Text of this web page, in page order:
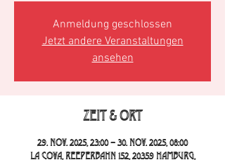
Anmeldung geschlossen
Jetzt andere Veranstaltungen
ansehen
Zeit & Ort
29. Nov. 2025, 23:00 – 30. Nov. 2025, 08:00
La Cova, Reeperbahn 152, 20359 Hamburg,